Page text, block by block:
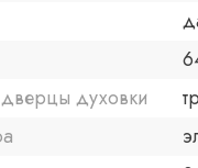
дверцы духовки